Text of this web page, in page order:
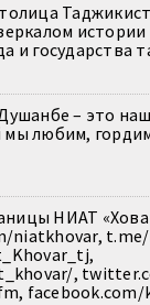
и государства
– это
любим,
НИАТ
niatkhovar,
,